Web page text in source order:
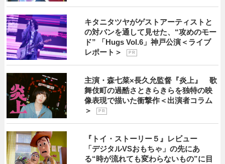
キタニタツヤがゲストアーティストと
の対バンを通して見せた、“攻めのモー
ド” 「Hugs Vol.6」神戸公演＜ライブ
レポート＞
P R
主演・森七菜×長久允監督『炎上』 歌
舞伎町の過酷さときらきらを独特の映
像表現で描いた衝撃作＜出演者コラム
＞
P R
『トイ・ストーリー５』レビュー
「デジタルVSおもちゃ」の先にあ
る“時が流れても変わらないもの”に目